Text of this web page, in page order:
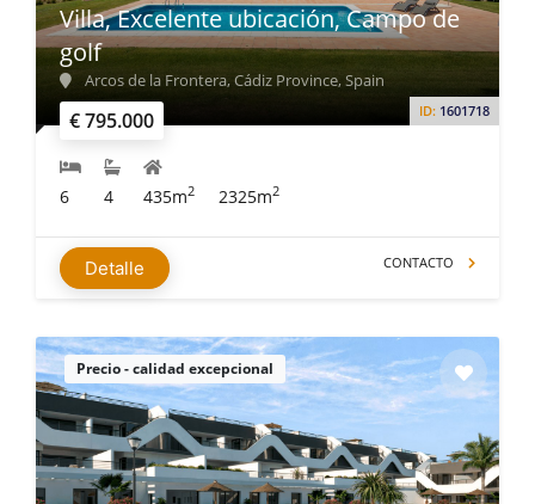
€ 795.000 ID: 1601718
Villa, Excelente ubicación, Campo de
golf
Arcos de la Frontera, Cádiz Province, Spain
6 4 435m2 2325m2
Detalle CONTACTO
Precio - calidad excepcional